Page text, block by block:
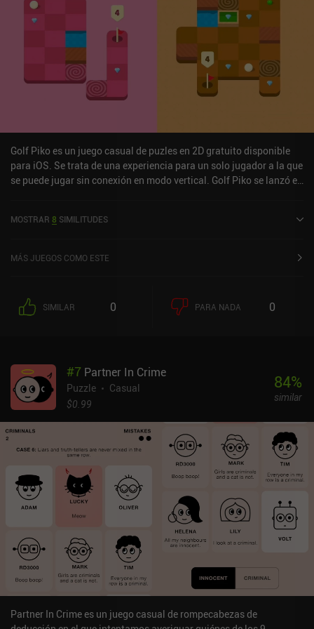
adicionales y deshacernos de los anuncios a través de iAPs que
oscilan entre 0,99 y 9,99 dólares.Si estás dispuesto a pagar para
eliminar los anuncios, No2g es una gran opción para cualquiera
que busque un rompecabezas Nonogram con controles muy bien
hechos y mucho contenido.
Golf Piko es un juego casual de puzles en 2D gratuito disponible
para iOS. Se trata de una experiencia para un solo jugador a la que
se puede jugar sin conexión en modo vertical. Golf Piko se lanzó en
MOSTRAR 8 SIMILITUDES
MÁS JUEGOS COMO ESTE
SIMILAR 0 PARA NADA 0
#7 Partner In Crime
Puzzle
Casual
$0.99
84%
similar
Partner In Crime es un juego casual de rompecabezas de